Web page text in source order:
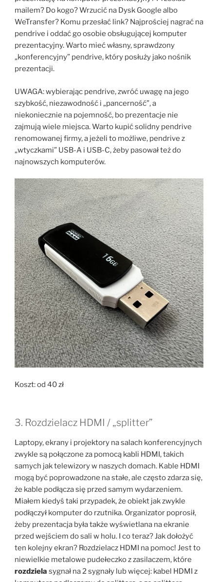
mailem? Do kogo? Wrzucić na Dysk Google albo
WeTransfer? Komu przesłać link? Najprościej nagrać na
pendrive i oddać go osobie obsługującej komputer
prezentacyjny. Warto mieć własny, sprawdzony
„konferencyjny” pendrive, który posłuży jako nośnik
prezentacji.
UWAGA: wybierając pendrive, zwróć uwagę na jego
szybkość, niezawodność i „pancerność”, a
niekoniecznie na pojemność, bo prezentacje nie
zajmują wiele miejsca. Warto kupić solidny pendrive
renomowanej firmy, a jeżeli to możliwe, pendrive z
„wtyczkami” USB-A i USB-C, żeby pasował też do
najnowszych komputerów.
Koszt: od 40 zł
3. Rozdzielacz HDMI / „splitter”
Laptopy, ekrany i projektory na salach konferencyjnych
zwykle są połączone za pomocą kabli HDMI, takich
samych jak telewizory w naszych domach. Kable HDMI
mogą być poprowadzone na stałe, ale często zdarza się,
że kable podłącza się przed samym wydarzeniem.
Miałem kiedyś taki przypadek, że obiekt jak zwykle
podłączył komputer do rzutnika. Organizator poprosił,
żeby prezentacja była także wyświetlana na ekranie
przed wejściem do sali w holu. I co teraz? Jak dołożyć
ten kolejny ekran? Rozdzielacz HDMI na pomoc! Jest to
niewielkie metalowe pudełeczko z zasilaczem, które
rozdziela sygnał na 2 sygnały lub więcej: kabel HDMI z